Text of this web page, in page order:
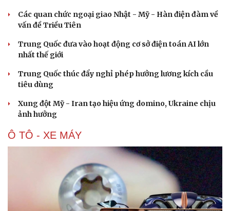
Du lịch
Tư vấn
check-in
Podcast
Cửa sổ tình yêu
Các quan chức ngoại giao Nhật - Mỹ - Hàn điện đàm về
vấn đề Triều Tiên
Trung Quốc đưa vào hoạt động cơ sở điện toán AI lớn
nhất thế giới
Trung Quốc thúc đẩy nghỉ phép hưởng lương kích cầu
tiêu dùng
Xung đột Mỹ - Iran tạo hiệu ứng domino, Ukraine chịu
ảnh hưởng
Ô TÔ - XE MÁY